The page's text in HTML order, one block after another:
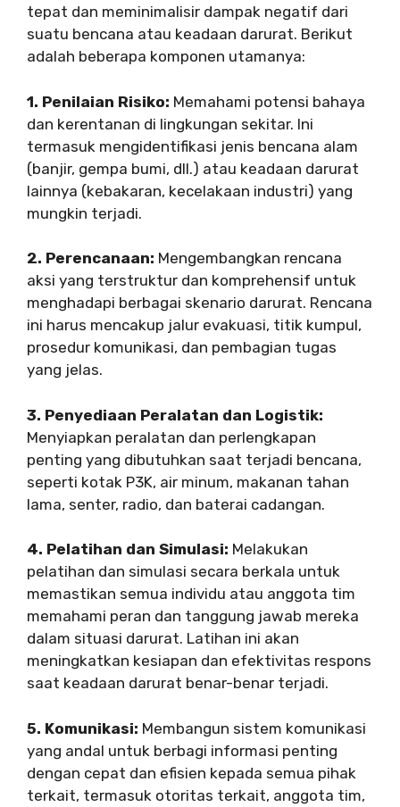
tepat dan meminimalisir dampak negatif dari
suatu bencana atau keadaan darurat. Berikut
adalah beberapa komponen utamanya:
1. Penilaian Risiko: Memahami potensi bahaya
dan kerentanan di lingkungan sekitar. Ini
termasuk mengidentifikasi jenis bencana alam
(banjir, gempa bumi, dll.) atau keadaan darurat
lainnya (kebakaran, kecelakaan industri) yang
mungkin terjadi.
2. Perencanaan: Mengembangkan rencana
aksi yang terstruktur dan komprehensif untuk
menghadapi berbagai skenario darurat. Rencana
ini harus mencakup jalur evakuasi, titik kumpul,
prosedur komunikasi, dan pembagian tugas
yang jelas.
3. Penyediaan Peralatan dan Logistik:
Menyiapkan peralatan dan perlengkapan
penting yang dibutuhkan saat terjadi bencana,
seperti kotak P3K, air minum, makanan tahan
lama, senter, radio, dan baterai cadangan.
4. Pelatihan dan Simulasi: Melakukan
pelatihan dan simulasi secara berkala untuk
memastikan semua individu atau anggota tim
memahami peran dan tanggung jawab mereka
dalam situasi darurat. Latihan ini akan
meningkatkan kesiapan dan efektivitas respons
saat keadaan darurat benar-benar terjadi.
5. Komunikasi: Membangun sistem komunikasi
yang andal untuk berbagi informasi penting
dengan cepat dan efisien kepada semua pihak
terkait, termasuk otoritas terkait, anggota tim,